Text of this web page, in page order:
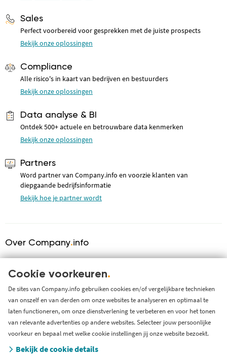
Sales
Perfect voorbereid voor gesprekken met de juiste prospects
Bekijk onze oplossingen
Compliance
Alle risico's in kaart van bedrijven en bestuurders
Bekijk onze oplossingen
Data analyse & BI
Ontdek 500+ actuele en betrouwbare data kenmerken
Bekijk onze oplossingen
Partners
Word partner van Company.info en voorzie klanten van
diepgaande bedrijfsinformatie
Bekijk hoe je partner wordt
Over Company.info
Over ons
KVK serviceprovider
Werken bij Company.info
Blog
Support
Systeem status en storingen
Cookie voorkeuren.
De sites van Company.info gebruiken cookies en/of vergelijkbare technieken
van onszelf en van derden om onze websites te analyseren en optimaal te
laten functioneren, om onze dienstverlening te verbeteren en voor het tonen
van relevante advertenties op andere websites. Selecteer jouw persoonlijke
voorkeur en bepaal met welke cookie instellingen jij onze website bezoekt.
Bekijk de cookie details